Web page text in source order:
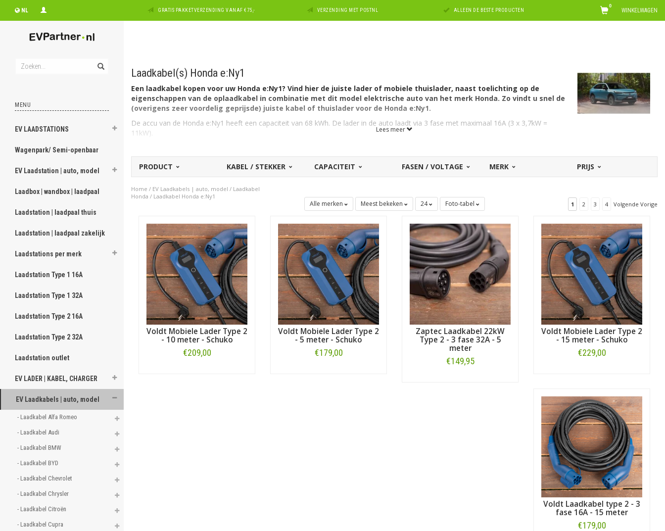
NL GRATIS PAKKETVERZENDING VANAF €75,- VERZENDING MET POSTNL ALLEEN DE BESTE PRODUCTEN WINKELWAGEN
0
MENU
EV LAADSTATIONS
Wagenpark/ Semi-openbaar
EV Laadstation | auto, model
Laadbox | wandbox | laadpaal
Laadstation | laadpaal thuis
Laadstation | laadpaal zakelijk
Laadstations per merk
Laadstation Type 1 16A
Laadstation Type 1 32A
Laadstation Type 2 16A
Laadstation Type 2 32A
Laadstation outlet
EV LADER | KABEL, CHARGER
EV Laadkabels | auto, model
- Laadkabel Alfa Romeo
- Laadkabel Audi
- Laadkabel BMW
- Laadkabel BYD
- Laadkabel Chevrolet
- Laadkabel Chrysler
- Laadkabel Citroën
- Laadkabel Cupra
Laadkabel(s) Honda e:Ny1
Een laadkabel kopen voor uw Honda e:Ny1? Vind hier de juiste lader of mobiele thuislader, naast toelichting op de
eigenschappen van de oplaadkabel in combinatie met dit model elektrische auto van het merk Honda. Zo vindt u snel de
(overigens zeer voordelig geprijsde) juiste kabel of thuislader voor de Honda e:Ny1.
De accu van de Honda e:Ny1 heeft een capaciteit van 68 kWh. De lader in de auto laadt via 3 fase met maximaal 16A (3 x 3,7kW =
11kW).
Welk type laadkabel voor de Honda e:Ny1?
De Honda e:Ny1 heeft aan autozijde een aansluiting Type 2 en kan laden via 3 fase met 16 ampère. Hiervoor is een EV laadkabel Type 2,
Heeft u een 1 fasige aansluiting thuis of op de zaak? In dat geval kunt u ook met maximaal 1 x 32A laden. U kunt hiervoor een laadkabel
Op zoek naar een oplaadkabel voor een andere Honda?Zie dan ons overzicht metalle laadkabels voor Honda
. Op zoek naar
een kabel voor een ander merk dan Honda? Maak dan uw keuze bij ons uitgebreide overzicht metlaadkabels voor alle automerken .
Of kijk, zoals vermeld, hieronder voor alle laders en thuisladers die geschikt zijn voor het modelHonda e:Ny1.
Lees meer
PRODUCT KABEL / STEKKER CAPACITEIT FASEN / VOLTAGE MERK PRIJS
Home / EV Laadkabels | auto, model / Laadkabel
Honda / Laadkabel Honda e:Ny1
Alle merken Meest bekeken 24 Foto-tabel 1 2 3 4 Volgende Vorige
Voldt Mobiele Lader Type 2
- 10 meter - Schuko
€209,00
Voldt Mobiele Lader Type 2
- 5 meter - Schuko
€179,00
Zaptec Laadkabel 22kW
Type 2 - 3 fase 32A - 5
meter
€149,95
Voldt Mobiele Lader Type 2
- 15 meter - Schuko
€229,00
Voldt Laadkabel type 2 - 3
fase 16A - 15 meter
€179,00